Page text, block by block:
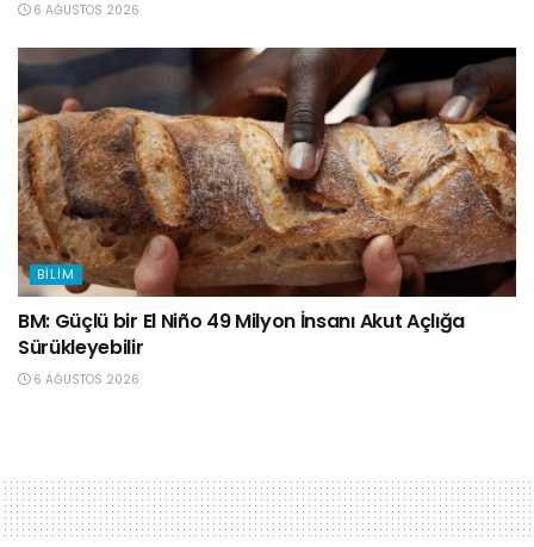
6 AĞUSTOS 2026
BILIM
BM: Güçlü bir El Niño 49 Milyon İnsanı Akut Açlığa
Sürükleyebilir
6 AĞUSTOS 2026